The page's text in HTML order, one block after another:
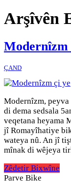
Arşîvên
Modernîzm
ÇAND
Modernîzm, peyva
di dema sedsala
veqetana heyama
jî Romayîhatiye
wateya nû. An jî
mînak di wêjeya
Zêdetir Bixwîne
Parve Bike